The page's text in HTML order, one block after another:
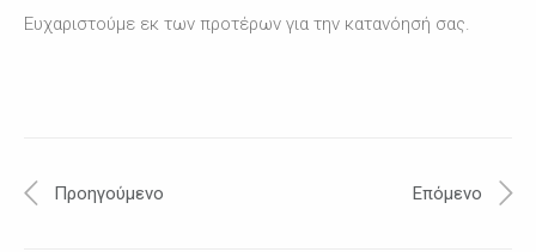
Ευχαριστούμε εκ των προτέρων για την κατανόησή σας.
Προηγούμενο Επόμενο